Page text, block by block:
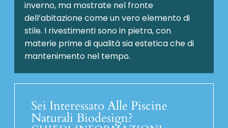
inverno, ma mostrate nel fronte
dell’abitazione come un vero elemento di
stile. I rivestimenti sono in pietra, con
materie prime di qualità sia estetica che di
mantenimento nel tempo.
Sei Interessato Alle Piscine
Naturali Biodesign?